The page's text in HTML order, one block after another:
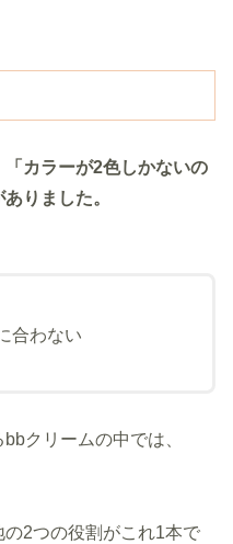
カラーが2色しかないの
りました。
合わない
クリームの中では、
2つの役割がこれ1本で